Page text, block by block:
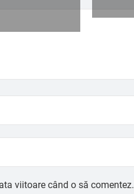
viitoare când o să comentez.